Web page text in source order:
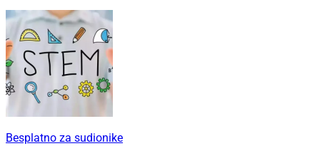
Besplatno za sudionike